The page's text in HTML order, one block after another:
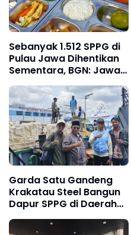
Sebanyak 1.512 SPPG di
Pulau Jawa Dihentikan
Sementara, BGN: Jawa
Timur Terbanyak
Garda Satu Gandeng
Krakatau Steel Bangun
Dapur SPPG di Daerah
Terpencil